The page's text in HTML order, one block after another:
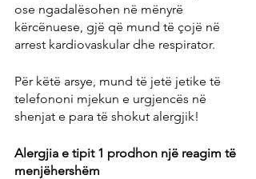
ose ngadalësohen në mënyrë
kërcënuese, gjë që mund të çojë në
arrest kardiovaskular dhe respirator.
Për këtë arsye, mund të jetë jetike të
telefononi mjekun e urgjencës në
shenjat e para të shokut alergjik!
Alergjia e tipit 1 prodhon një reagim të
menjëhershëm